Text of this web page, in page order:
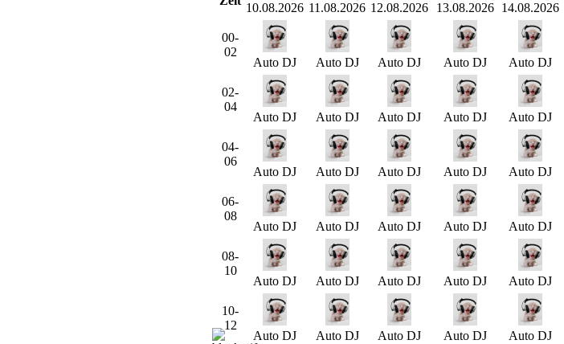
10.08.2026 11.08.2026 12.08.2026
13.08.2026
14.08.2026
00-
02
Auto DJ Auto DJ Auto DJ Auto DJ Auto DJ
02-
04
Auto DJ Auto DJ Auto DJ Auto DJ Auto DJ
04-
06
Auto DJ Auto DJ Auto DJ Auto DJ Auto DJ
06-
08
Auto DJ Auto DJ Auto DJ Auto DJ Auto DJ
08-
10
Auto DJ Auto DJ Auto DJ Auto DJ Auto DJ
10-
12
Auto DJ Auto DJ Auto DJ Auto DJ Auto DJ